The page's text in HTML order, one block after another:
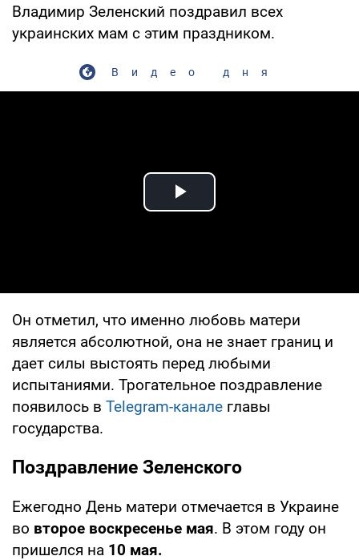
Владимир Зеленский поздравил всех
украинских мам с этим праздником.
Видео дня
Play Video
Он отметил, что именно любовь матери
является абсолютной, она не знает границ и
дает силы выстоять перед любыми
испытаниями. Трогательное поздравление
появилось в Telegram-канале главы
государства.
Поздравление Зеленского
Ежегодно День матери отмечается в Украине
во второе воскресенье мая. В этом году он
пришелся на 10 мая.